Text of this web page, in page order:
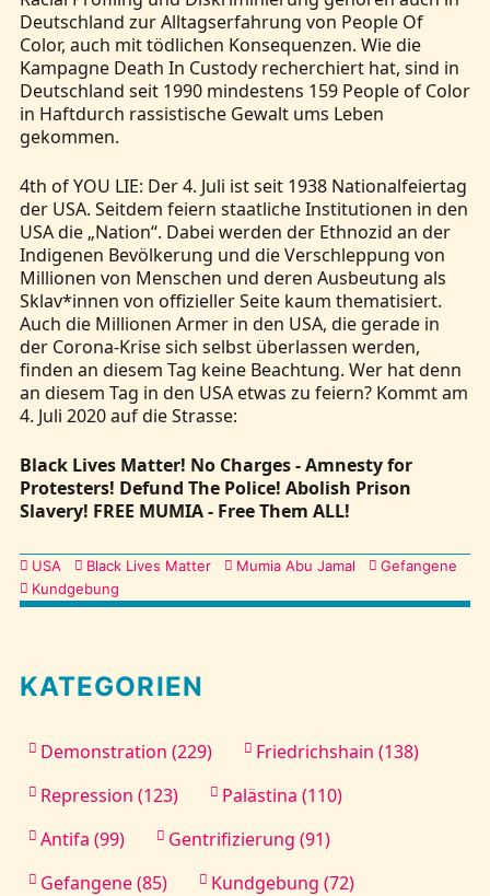
Deutschland zur Alltagserfahrung von People Of
Color, auch mit tödlichen Konsequenzen. Wie die
Kampagne Death In Custody recherchiert hat, sind in
Deutschland seit 1990 mindestens 159 People of Color
in Haftdurch rassistische Gewalt ums Leben
gekommen.
4th of YOU LIE: Der 4. Juli ist seit 1938 Nationalfeiertag
der USA. Seitdem feiern staatliche Institutionen in den
USA die „Nation“. Dabei werden der Ethnozid an der
Indigenen Bevölkerung und die Verschleppung von
Millionen von Menschen und deren Ausbeutung als
Sklav*innen von offizieller Seite kaum thematisiert.
Auch die Millionen Armer in den USA, die gerade in
der Corona-Krise sich selbst überlassen werden,
finden an diesem Tag keine Beachtung. Wer hat denn
an diesem Tag in den USA etwas zu feiern? Kommt am
4. Juli 2020 auf die Strasse:
Black Lives Matter! No Charges - Amnesty for
Protesters! Defund The Police! Abolish Prison
Slavery! FREE MUMIA - Free Them ALL!
Kategorien
USA Black Lives Matter Mumia Abu Jamal
Gefangene
Kundgebung
KATEGORIEN
Demonstration (229)
Friedrichshain (138)
Repression (123)
Palästina (110)
Antifa (99)
Gentrifizierung (91)
Gefangene (85)
Kundgebung (72)